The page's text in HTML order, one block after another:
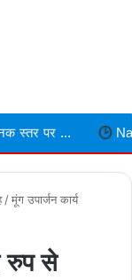
Narmdapuram
/मूंग उपार्जन कार्य
रुप से